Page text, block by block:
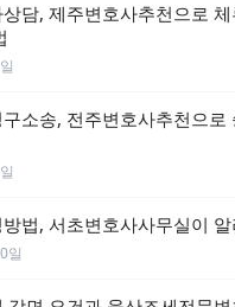
담, 제주변호사추천으로
소송, 전주변호사추천으로
법, 서초변호사사무실이
일